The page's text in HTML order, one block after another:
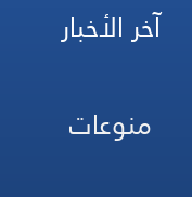
آخر الأخبار
منوعات